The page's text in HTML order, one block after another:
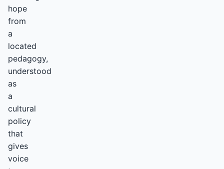
hope
from
a
located
pedagogy,
understood
as
a
cultural
policy
that
gives
voice